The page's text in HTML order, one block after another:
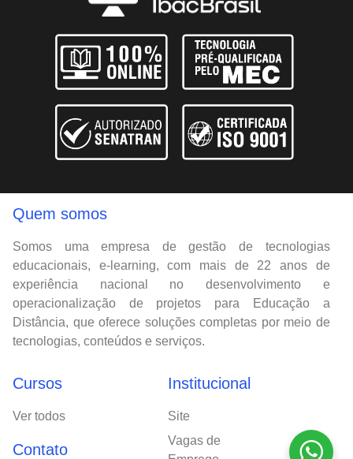
Quem somos
Somos uma empresa de gestão de tecnologias
educacionais, e-learning, com mais de 22 anos de
experiência nacional no desenvolvimento e
operacionalização de projetos para Educação a
Distância, que oferece soluções completas por meio de
tecnologias, conteúdos e serviços.
Cursos
Ver todos
Contato
Institucional
Site
Vagas de